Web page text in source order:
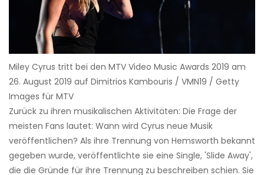
Miley Cyrus tritt bei den MTV Video Music Awards 2019 am
26. August 2019 auf Dimitrios Kambouris / VMN19 / Getty
Images für MTV
Zurück zu ihren musikalischen Aktivitäten: Die Frage der
meisten Fans lautet: Wann wird Cyrus neue Musik
veröffentlichen? Als ihre Trennung von Hemsworth bekannt
gegeben wurde, veröffentlichte sie eine Single, 'Slide Away',
die die Gründe für ihre Trennung zu beschreiben schien. Sie